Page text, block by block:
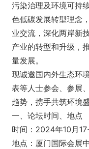
污染治理及环境可持
色低碳发展转型理念
业交流，深化两岸新
产业的转型和升级，
量发展。
现诚邀国内外生态环
表等人士参会、参展
趋势，携手共筑环境
一、论坛时间、地点
时间：2024年10月
地点：厦门国际会展